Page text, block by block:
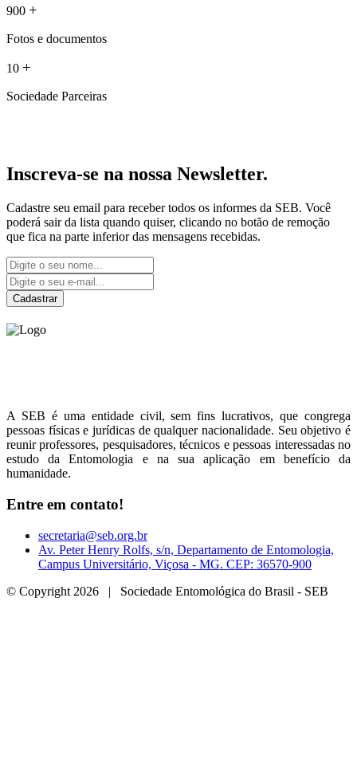
900 +
Fotos e documentos
10 +
Sociedade Parceiras
Inscreva-se na nossa Newsletter.
Cadastre seu email para receber todos os informes da SEB. Você
poderá sair da lista quando quiser, clicando no botão de remoção
que fica na parte inferior das mensagens recebidas.
Cadastrar
A SEB é uma entidade civil, sem fins lucrativos, que congrega
pessoas físicas e jurídicas de qualquer nacionalidade. Seu objetivo é
reunir professores, pesquisadores, técnicos e pessoas interessadas no
estudo da Entomologia e na sua aplicação em benefício da
humanidade.
Entre em contato!
secretaria@seb.org.br
Av. Peter Henry Rolfs, s/n, Departamento de Entomologia,
Campus Universitário, Viçosa - MG. CEP: 36570-900
© Copyright 2026 | Sociedade Entomológica do Brasil - SEB